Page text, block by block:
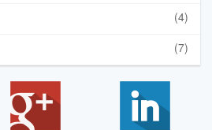
(4)
(7)